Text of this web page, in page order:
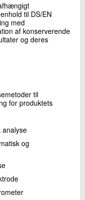
til DS/EN
med
af konserverende
og deres
til
for produktets
analyse
og